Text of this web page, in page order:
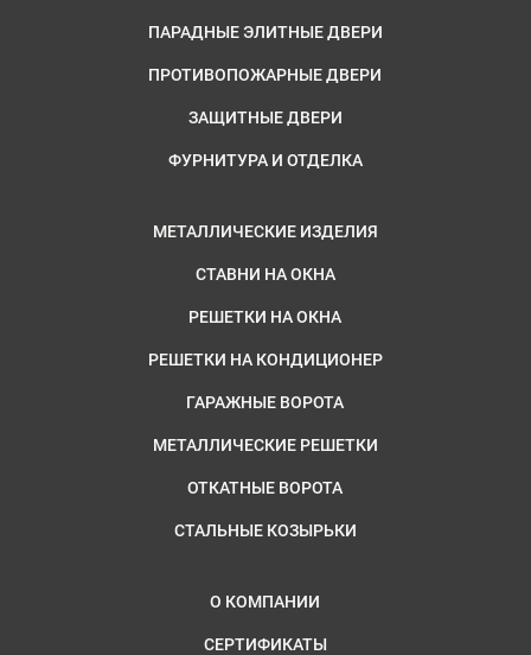
ПАРАДНЫЕ ЭЛИТНЫЕ ДВЕРИ
ПРОТИВОПОЖАРНЫЕ ДВЕРИ
ЗАЩИТНЫЕ ДВЕРИ
ФУРНИТУРА И ОТДЕЛКА
МЕТАЛЛИЧЕСКИЕ ИЗДЕЛИЯ
СТАВНИ НА ОКНА
РЕШЕТКИ НА ОКНА
РЕШЕТКИ НА КОНДИЦИОНЕР
ГАРАЖНЫЕ ВОРОТА
МЕТАЛЛИЧЕСКИЕ РЕШЕТКИ
ОТКАТНЫЕ ВОРОТА
СТАЛЬНЫЕ КОЗЫРЬКИ
О КОМПАНИИ
СЕРТИФИКАТЫ